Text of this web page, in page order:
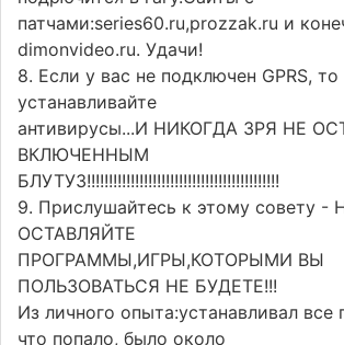
патчами:series60.ru,prozzak.ru и
dimonvideo.ru. Удачи!
8. Если у вас не подключен GPRS, то
устанавливайте
антивирусы...И НИКОГДА ЗРЯ НЕ
ВКЛЮЧЕННЫМ
БЛУТУЗ!!!!!!!!!!!!!!!!!!!!!!!!!!!!!!!!!!!!!!!!!!!!
9. Прислушайтесь к этому совету
ОСТАВЛЯЙТЕ
ПРОГРАММЫ,ИГРЫ,КОТОРЫМИ ВЫ
ПОЛЬЗОВАТЬСЯ НЕ БУДЕТЕ!!!
Из личного опыта:устанавливал все
что попало, было около